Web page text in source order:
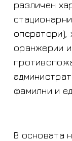
различен
оператори),
оранжерии
фамилни и
В основата